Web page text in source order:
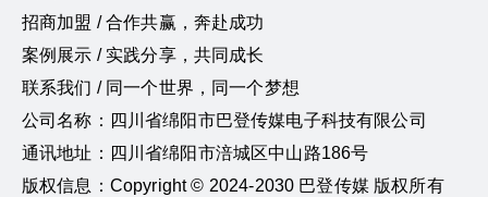
招商加盟 / 合作共赢，奔赴成功
案例展示 / 实践分享，共同成长
联系我们 / 同一个世界，同一个梦想
公司名称：四川省绵阳市巴登传媒电子科技有限公司
通讯地址：四川省绵阳市涪城区中山路186号
版权信息：Copyright © 2024-2030 巴登传媒 版权所有